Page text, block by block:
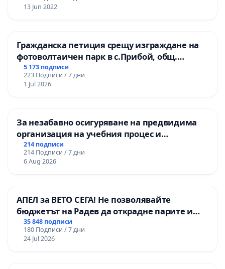
13 Jun 2022
Гражданска петиция срещу изграждане на
фотоволтаичен парк в с.Прибой, общ.
Радомир
5 173 подписи
223 Подписи / 7 дни
1 Jul 2026
За незабавно осигуряване на предвидима
организация на учебния процес и
гарантиране на правото на равнопоставено
и качествено образование на учениците от
ОУ „Княз Александър I“ и Хуманитарна
214 подписи
214 Подписи / 7 дни
6 Aug 2026
АПЕЛ за ВЕТО СЕГА! Не позволявайте
бюджетът на Радев да открадне парите и
правата ни в тъмното
35 848 подписи
180 Подписи / 7 дни
24 Jul 2026